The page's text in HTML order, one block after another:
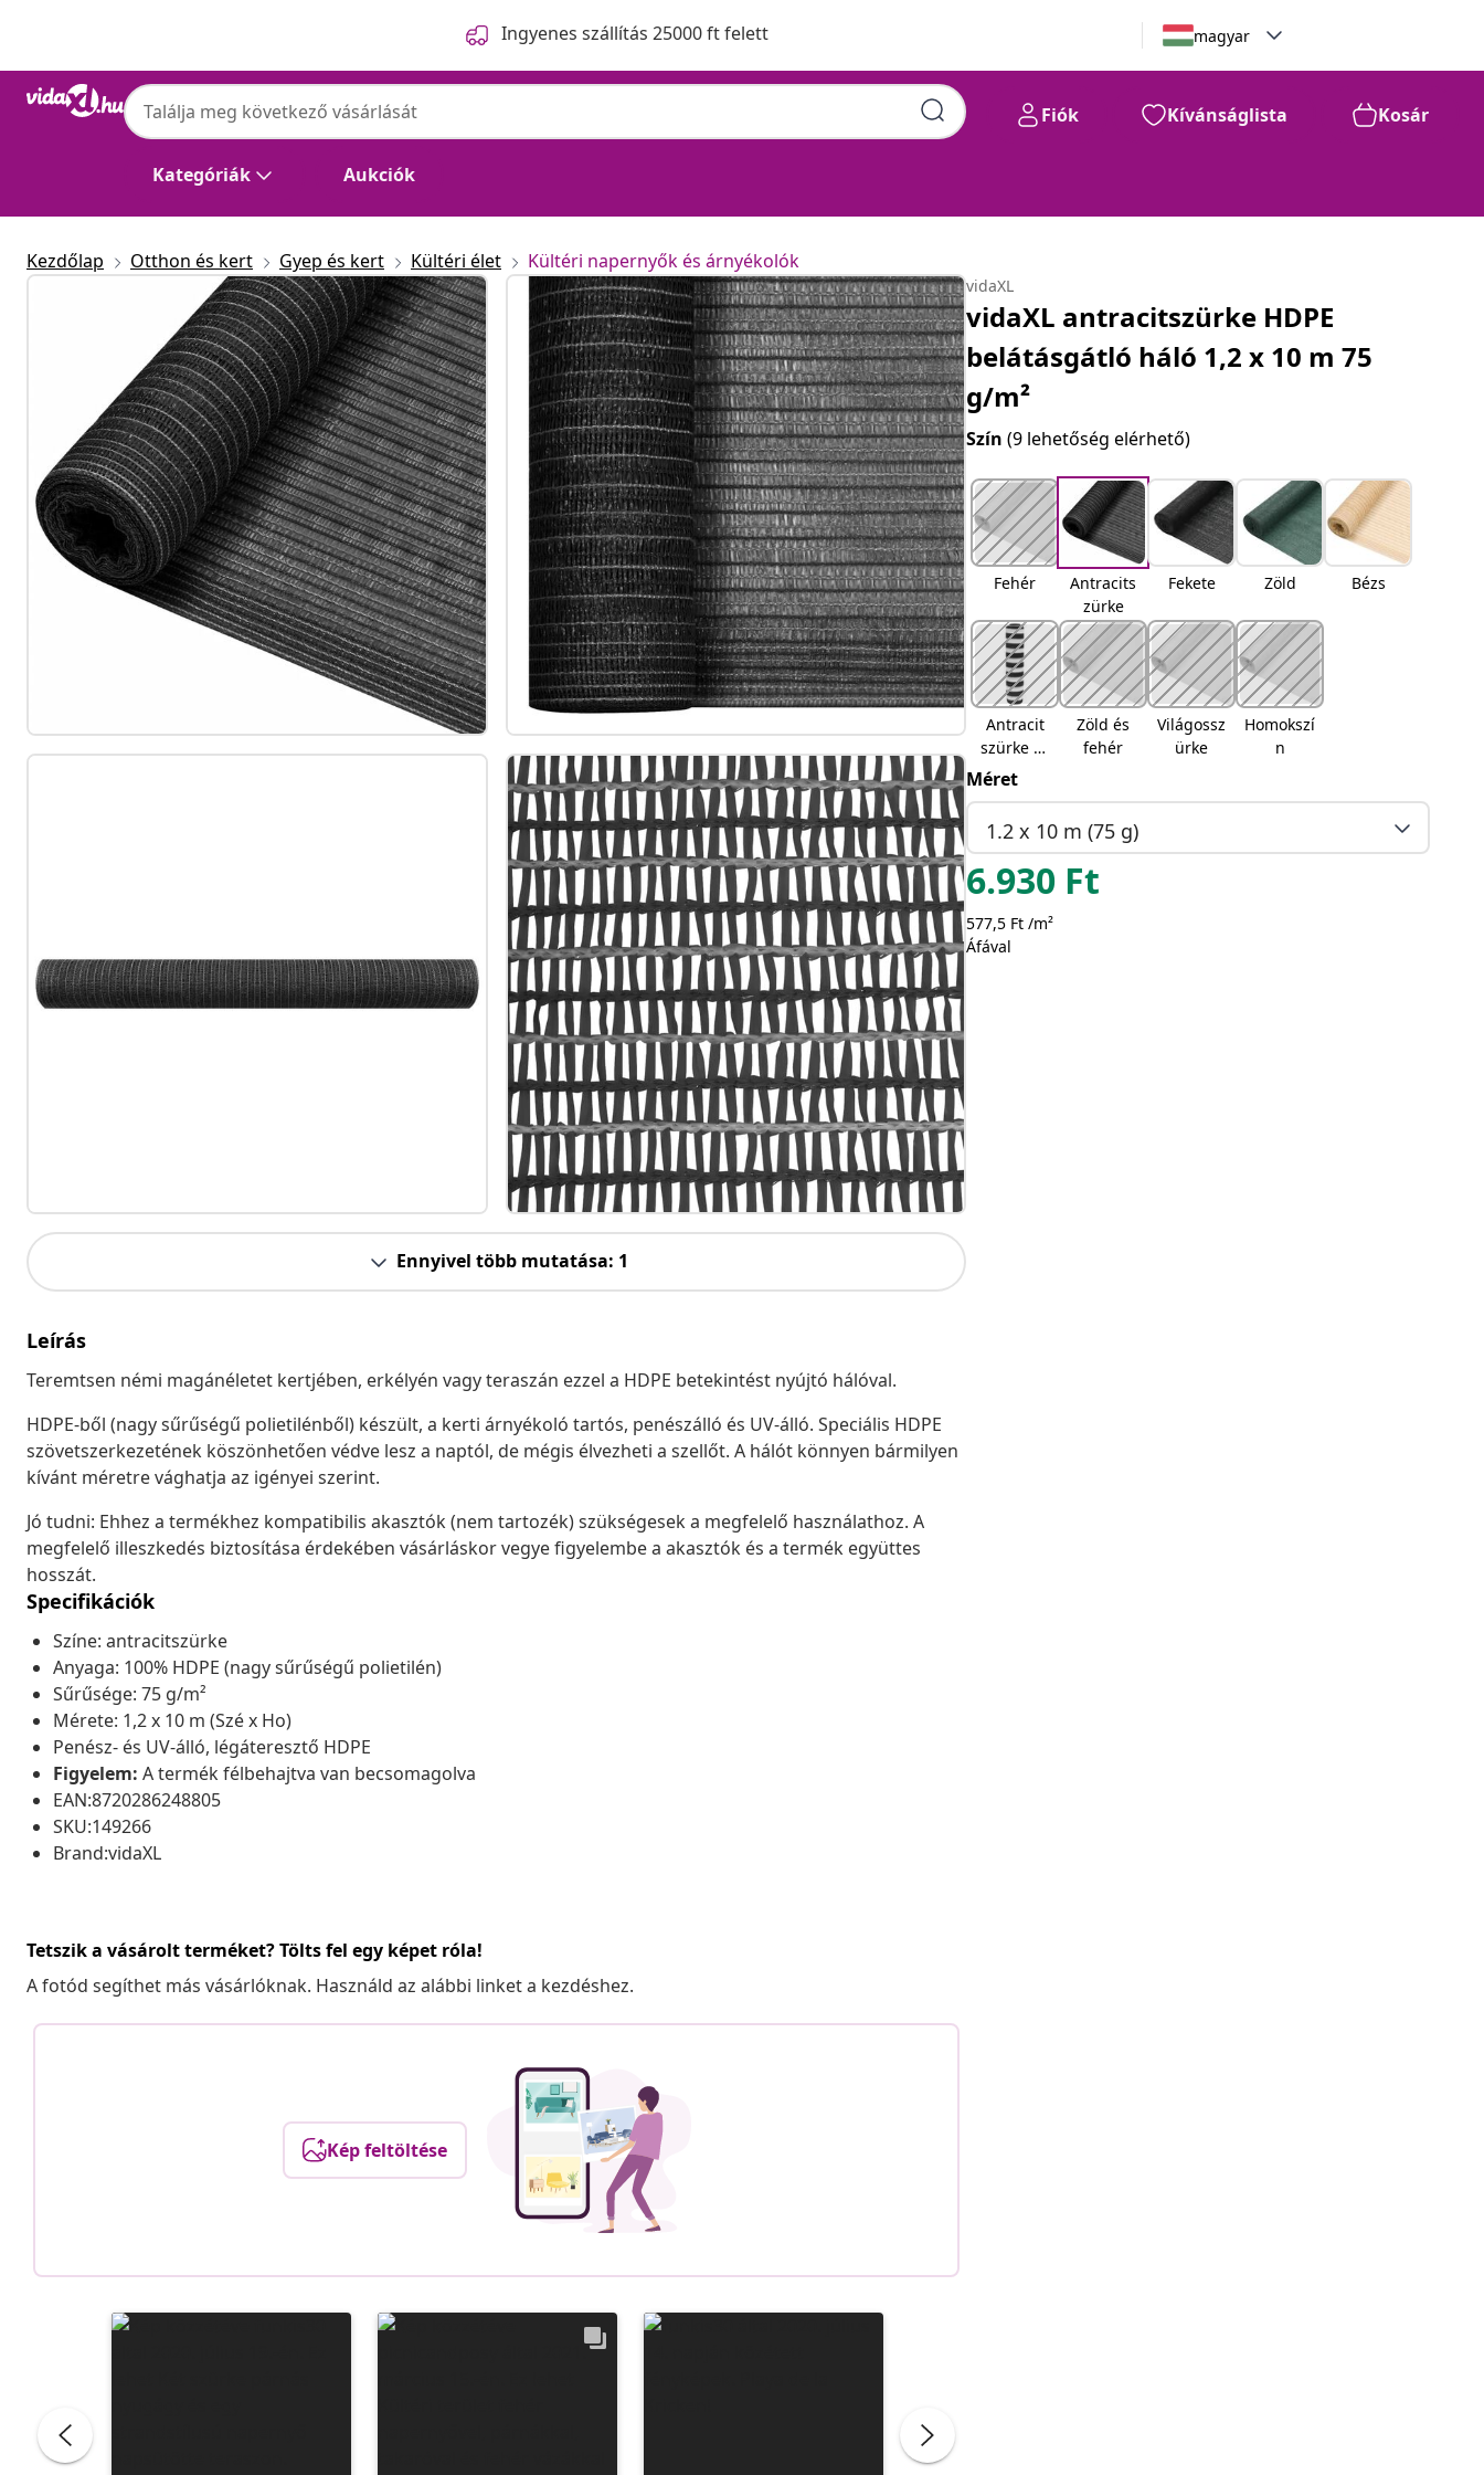
Ingyenes szállítás 25000 ft felett magyar
Kategóriák Aukciók
Fiók Kívánságlista Kosár
Kezdőlap Otthon és kert Gyep és kert Kültéri élet Kültéri napernyők és árnyékolók
Ennyivel több mutatása: 1
Leírás
Teremtsen némi magánéletet kertjében, erkélyén vagy teraszán ezzel a HDPE betekintést nyújtó hálóval.
HDPE-ből (nagy sűrűségű polietilénből) készült, a kerti árnyékoló tartós, penészálló és UV-álló. Speciális HDPE
szövetszerkezetének köszönhetően védve lesz a naptól, de mégis élvezheti a szellőt. A hálót könnyen bármilyen
kívánt méretre vághatja az igényei szerint.
Jó tudni: Ehhez a termékhez kompatibilis akasztók (nem tartozék) szükségesek a megfelelő használathoz. A
megfelelő illeszkedés biztosítása érdekében vásárláskor vegye figyelembe a akasztók és a termék együttes
hosszát.
Specifikációk
Színe: antracitszürke
Anyaga: 100% HDPE (nagy sűrűségű polietilén)
Sűrűsége: 75 g/m²
Mérete: 1,2 x 10 m (Szé x Ho)
Penész- és UV-álló, légáteresztő HDPE
Figyelem: A termék félbehajtva van becsomagolva
EAN:8720286248805
SKU:149266
Brand:vidaXL
Tetszik a vásárolt terméket? Tölts fel egy képet róla!
A fotód segíthet más vásárlóknak. Használd az alábbi linket a kezdéshez.
Kép feltöltése
vidaXL
vidaXL antracitszürke HDPE
belátásgátló háló 1,2 x 10 m 75
g/m²
Szín(9 lehetőség elérhető)
Fehér
Antracits
zürke
Fekete Zöld Bézs
Antracit
szürke és
fehér
Zöld és
fehér
Világossz
ürke
Homokszí
n
Méret
1.2 x 10 m (75 g)
6.930 Ft
577,5 Ft /m²
Áfával